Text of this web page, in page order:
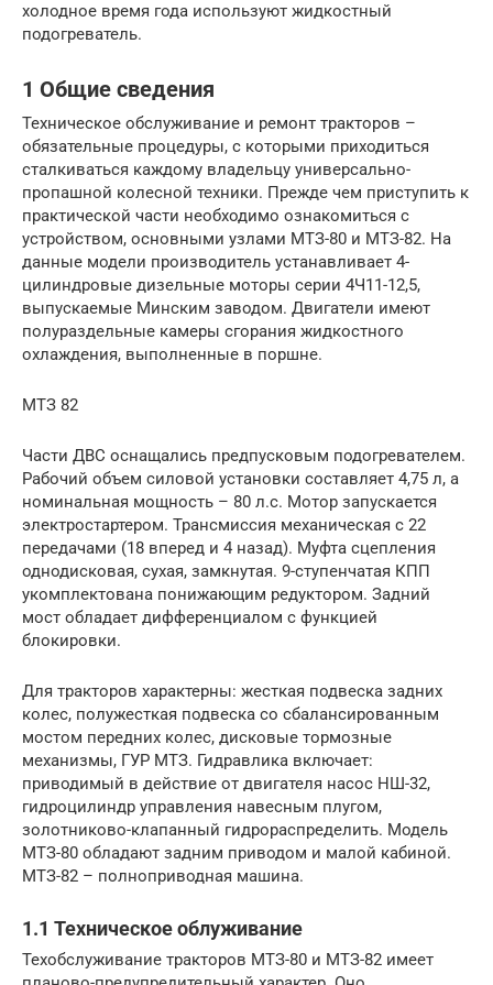
холодное время года используют жидкостный
подогреватель.
1 Общие сведения
Техническое обслуживание и ремонт тракторов –
обязательные процедуры, с которыми приходиться
сталкиваться каждому владельцу универсально-
пропашной колесной техники. Прежде чем приступить к
практической части необходимо ознакомиться с
устройством, основными узлами МТЗ-80 и МТЗ-82. На
данные модели производитель устанавливает 4-
цилиндровые дизельные моторы серии 4Ч11-12,5,
выпускаемые Минским заводом. Двигатели имеют
полураздельные камеры сгорания жидкостного
охлаждения, выполненные в поршне.
МТЗ 82
Части ДВС оснащались предпусковым подогревателем.
Рабочий объем силовой установки составляет 4,75 л, а
номинальная мощность – 80 л.с. Мотор запускается
электростартером. Трансмиссия механическая с 22
передачами (18 вперед и 4 назад). Муфта сцепления
однодисковая, сухая, замкнутая. 9-ступенчатая КПП
укомплектована понижающим редуктором. Задний
мост обладает дифференциалом с функцией
блокировки.
Для тракторов характерны: жесткая подвеска задних
колес, полужесткая подвеска со сбалансированным
мостом передних колес, дисковые тормозные
механизмы, ГУР МТЗ. Гидравлика включает:
приводимый в действие от двигателя насос НШ-32,
гидроцилиндр управления навесным плугом,
золотниково-клапанный гидрораспределить. Модель
МТЗ-80 обладают задним приводом и малой кабиной.
МТЗ-82 – полноприводная машина.
1.1 Техническое облуживание
Техобслуживание тракторов МТЗ-80 и МТЗ-82 имеет